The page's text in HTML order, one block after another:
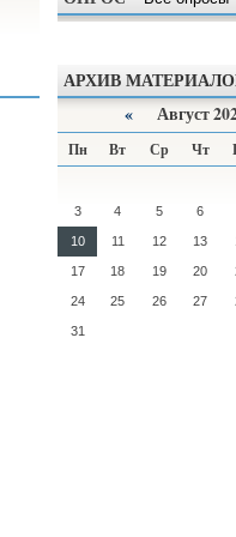
АРХИВ
«Август
Пн Вт Ср Чт
3 4 5 6
10 11 12 13
17 18 19 20
24 25 26 27
31